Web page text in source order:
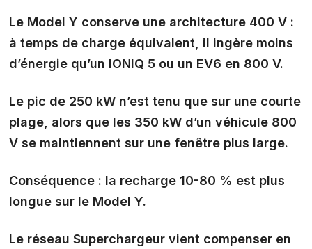
Le Model Y conserve une architecture 400 V :
à temps de charge équivalent, il ingère moins
d’énergie qu’un IONIQ 5 ou un EV6 en 800 V.
Le pic de 250 kW n’est tenu que sur une courte
plage, alors que les 350 kW d’un véhicule 800
V se maintiennent sur une fenêtre plus large.
Conséquence : la recharge 10-80 % est plus
longue sur le Model Y.
Le réseau Superchargeur vient compenser en